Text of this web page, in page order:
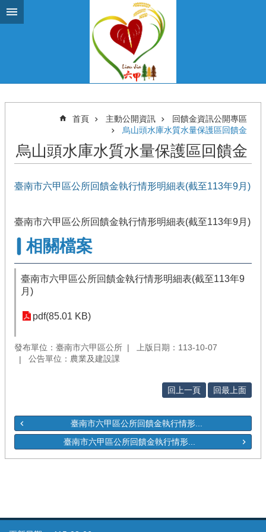
跳到主要內容區塊
首頁 主動公開資訊
回饋金資訊公開專區
烏山頭水庫水質水量保護區回饋金
烏山頭水庫水質水量保護區回饋金
臺南市六甲區公所回饋金執行情形明細表(截至113年9月)
臺南市六甲區公所回饋金執行情形明細表(截至113年9月)
相關檔案
臺南市六甲區公所回饋金執行情形明細表(截至113年9
月)
pdf(85.01 KB)
發布單位：臺南市六甲區公所
上版日期：113-10-07
公告單位：農業及建設課
回上一頁 回最上面
臺南市六甲區公所回饋金執行情形...
臺南市六甲區公所回饋金執行情形...